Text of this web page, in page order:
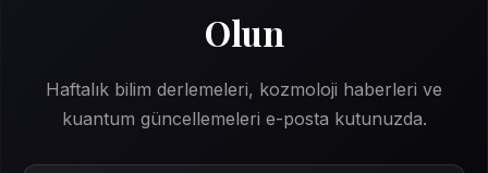
Olun
Haftalık bilim derlemeleri, kozmoloji haberleri ve
kuantum güncellemeleri e-posta kutunuzda.